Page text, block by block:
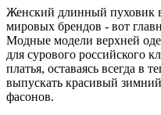
Женский длинный пуховик
мировых брендов - вот
Модные модели верхней
для сурового российского
платья, оставаясь всегда в
выпускать красивый
фасонов.